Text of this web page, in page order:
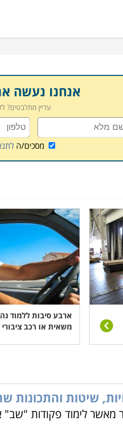
אנחנו נעשה
עדיין מתלבטים?
מסכים/ה
ארבע סיבות ללמוד
משאית או רכב ציבורי
שיטות והתכונות
מאשר לימוד פקודות